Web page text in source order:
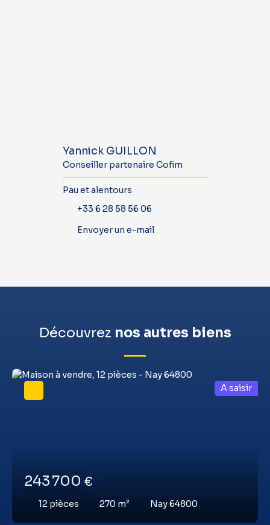
Yannick GUILLON
Conseiller partenaire Cofim
Pau et alentours
+33 6 28 58 56 06
Envoyer un e-mail
Découvrez nos autres biens
243 700 €
12 pièces 270 m² Nay 64800
A saisir